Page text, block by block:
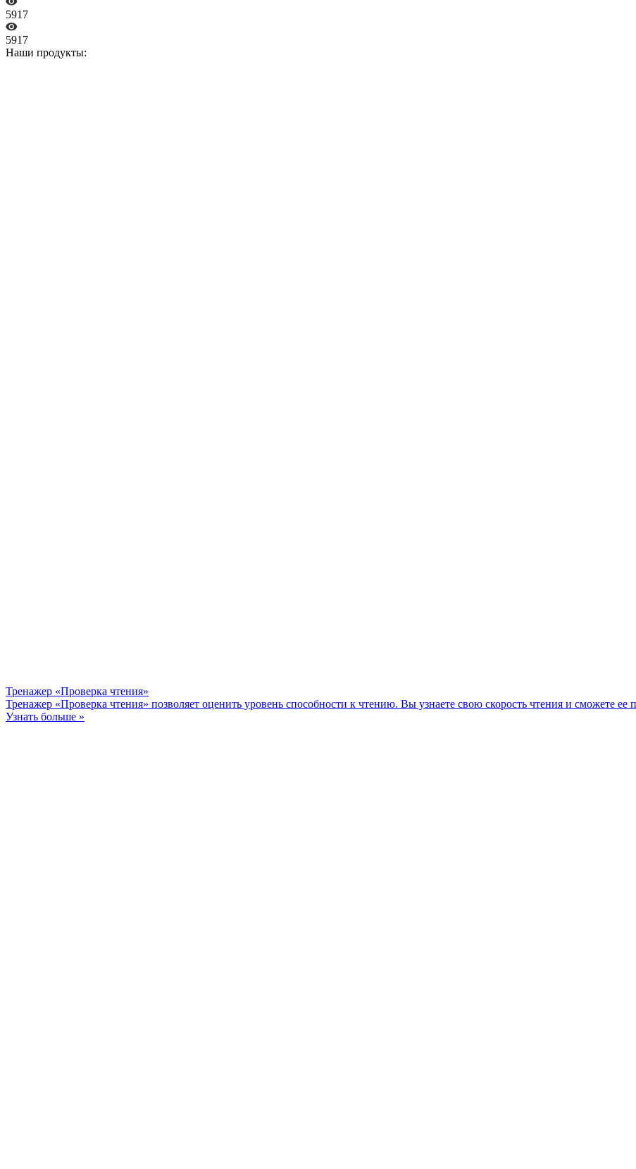
5917
5917
Наши продукты:
Тренажер «Проверка чтения»
Тренажер «Проверка чтения» позволяет оценить уровень способности к чтению. Вы узнаете свою скорость чтения и сможете ее
Узнать больше »